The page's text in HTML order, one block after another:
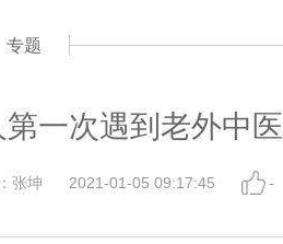
专题
一次遇到老外中医
张坤 2021-01-05 09:17:45 -